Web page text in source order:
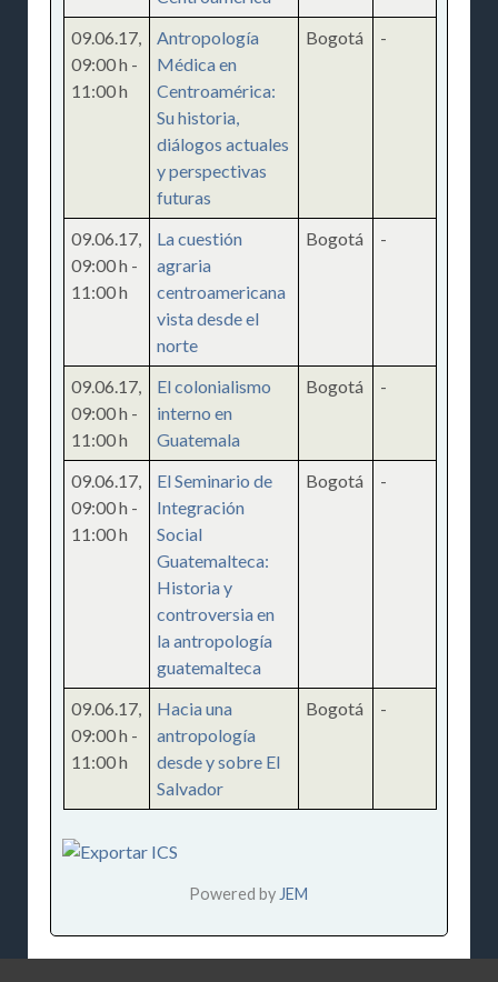
09.06.17,
09:00 h -
11:00 h
Antropología
Médica en
Centroamérica:
Su historia,
diálogos actuales
y perspectivas
futuras
Bogotá -
09.06.17,
09:00 h -
11:00 h
La cuestión
agraria
centroamericana
vista desde el
norte
Bogotá -
09.06.17,
09:00 h -
11:00 h
El colonialismo
interno en
Guatemala
Bogotá -
09.06.17,
09:00 h -
11:00 h
El Seminario de
Integración
Social
Guatemalteca:
Historia y
controversia en
la antropología
guatemalteca
Bogotá -
09.06.17,
09:00 h -
11:00 h
Hacia una
antropología
desde y sobre El
Salvador
Bogotá -
Powered by JEM